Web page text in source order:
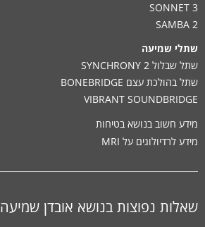
SONNET 3
SAMBA 2
שתלי שמיעה
שתל שבלול SYNCHRONY 2
שתל בהולכת עצם BONEBRIDGE
VIBRANT SOUNDBRIDGE
מידע חשוב בנושא בטיחות
מידע לרדיולוגים על MRI
שאלות נפוצות בנושא אובדן שמיעה